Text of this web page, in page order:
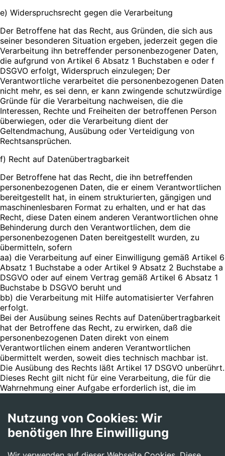
Nutzung von Cookies: Wir
benötigen Ihre Einwilligung
e) Widerspruchsrecht gegen die Verarbeitung
Der Betroffene hat das Recht, aus Gründen, die sich aus
seiner besonderen Situation ergeben, jederzeit gegen die
Verarbeitung ihn betreffender personenbezogener Daten,
die aufgrund von Artikel 6 Absatz 1 Buchstaben e oder f
DSGVO erfolgt, Widerspruch einzulegen; Der
Verantwortliche verarbeitet die personenbezogenen Daten
nicht mehr, es sei denn, er kann zwingende schutzwürdige
Gründe für die Verarbeitung nachweisen, die die
Interessen, Rechte und Freiheiten der betroffenen Person
überwiegen, oder die Verarbeitung dient der
Geltendmachung, Ausübung oder Verteidigung von
Rechtsansprüchen.
f) Recht auf Datenübertragbarkeit
Der Betroffene hat das Recht, die ihn betreffenden
personenbezogenen Daten, die er einem Verantwortlichen
bereitgestellt hat, in einem strukturierten, gängigen und
maschinenlesbaren Format zu erhalten, und er hat das
Recht, diese Daten einem anderen Verantwortlichen ohne
Behinderung durch den Verantwortlichen, dem die
personenbezogenen Daten bereitgestellt wurden, zu
übermitteln, sofern
aa) die Verarbeitung auf einer Einwilligung gemäß Artikel 6
Absatz 1 Buchstabe a oder Artikel 9 Absatz 2 Buchstabe a
DSGVO oder auf einem Vertrag gemäß Artikel 6 Absatz 1
Buchstabe b DSGVO beruht und
bb) die Verarbeitung mit Hilfe automatisierter Verfahren
erfolgt.
Bei der Ausübung seines Rechts auf Datenübertragbarkeit
hat der Betroffene das Recht, zu erwirken, daß die
personenbezogenen Daten direkt von einem
Verantwortlichen einem anderen Verantwortlichen
übermittelt werden, soweit dies technisch machbar ist.
Die Ausübung des Rechts läßt Artikel 17 DSGVO unberührt.
Dieses Recht gilt nicht für eine Verarbeitung, die für die
Wahrnehmung einer Aufgabe erforderlich ist, die im
wurde.
g) Recht auf Einschränkung der Verarbeitung
Der Betroffene hat das Recht zur Beschwerde bei einer